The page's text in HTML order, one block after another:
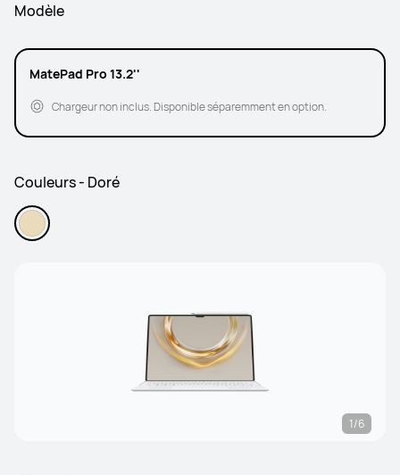
Modèle
MatePad Pro 13.2''
Chargeur non inclus. Disponible séparemment en option.
Couleurs - Doré
1/6